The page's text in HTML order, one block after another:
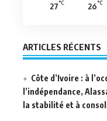
27°C 26°C
ARTICLES RÉCENTS
Côte d’Ivoire : à
l’indépendance,
la stabilité et à